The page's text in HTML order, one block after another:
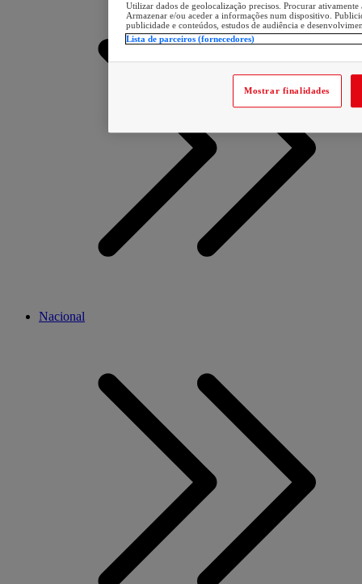
Nacional
Utilizar dados de geolocalização precisos. Procurar
Armazenar e/ou aceder a informações num dispositivo.
publicidade e conteúdos, estudos de audiência e
Lista de parceiros (fornecedores)
Mostrar finalidades